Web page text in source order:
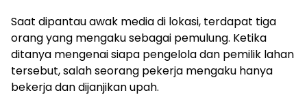
Saat dipantau awak media di lokasi, terdapat tiga
orang yang mengaku sebagai pemulung. Ketika
ditanya mengenai siapa pengelola dan pemilik lahan
tersebut, salah seorang pekerja mengaku hanya
bekerja dan dijanjikan upah.